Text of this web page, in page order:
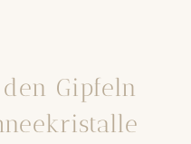
Gipfeln